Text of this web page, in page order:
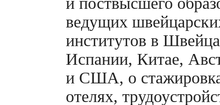
ведущих
институтов в
Испании, Китае,
и США, о
отелях,